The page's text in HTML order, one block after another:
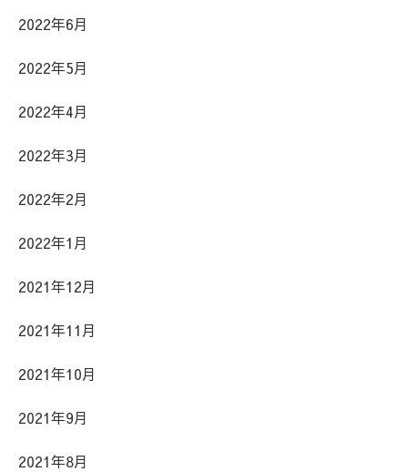
2022年6月
2022年5月
2022年4月
2022年3月
2022年2月
2022年1月
2021年12月
2021年11月
2021年10月
2021年9月
2021年8月